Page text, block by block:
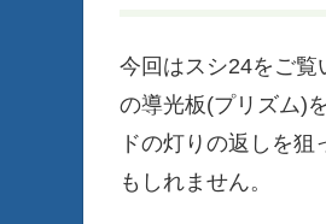
今回はスシ24をご
の導光板(プリズム)
ドの灯りの返しを
もしれません。